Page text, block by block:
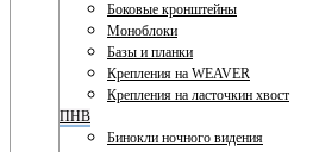
Боковые кронштейны
Моноблоки
Базы и планки
Крепления на WEAVER
Крепления на ласточкин хвост
ПНВ
Бинокли ночного видения